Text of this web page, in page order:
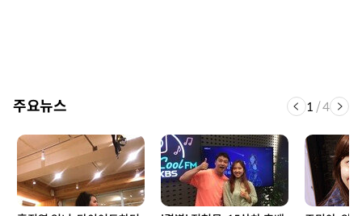
주요뉴스 1 /4